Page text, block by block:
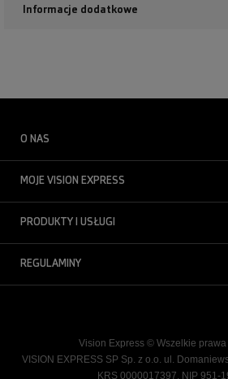
Informacje dodatkowe
O NAS
MOJE VISION EXPRESS
PRODUKTY I USŁUGI
REGULAMINY
Vision Express © Wszelkie prawa
VISION EXPRESS SP Sp. z o.o. ul.
KRS 0000017397, NIP 951-